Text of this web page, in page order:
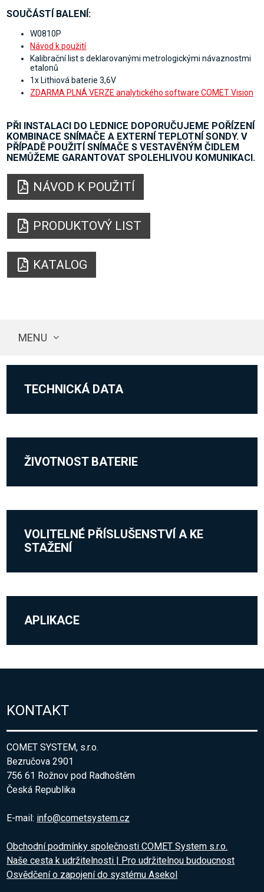
SOUČÁSTÍ BALENÍ:
W0810P
Návod k použití
Kalibrační list s deklarovanými metrologickými návaznostmi
etalonů
1x Lithiová baterie 3,6V
ZDARMA PLNÁ VERZE analytického software COMET Vision
PŘI INSTALACI DO LEDNICE DOPORUČUJEME POŘÍZENÍ
KOMBINACE SNÍMAČE A EXTERNÍ TEPLOTNÍ SONDY. V
PŘÍPADĚ POUŽITÍ SNÍMAČE S VESTAVĚNÝM ČIDLEM
NEMŮŽEME GARANTOVAT SPOLEHLIVOU KOMUNIKACI.
NÁVOD K POUŽITÍ
PRODUKTOVÝ LIST
KATALOG
MENU
TECHNICKÁ DATA
ŽIVOTNOST BATERIE
VOLITELNÉ PŘÍSLUŠENSTVÍ A KE
STAŽENÍ
APLIKACE
KONTAKT
COMET SYSTEM, s.r.o.
Bezručova 2901
756 61 Rožnov pod Radhoštěm
Česká Republika
E-mail: info@cometsystem.cz
Obchodní podmínky společnosti COMET System s.r.o.
Naše cesta k udržitelnosti | Pro udržitelnou budoucnost
Osvědčení o zapojení do systému Asekol